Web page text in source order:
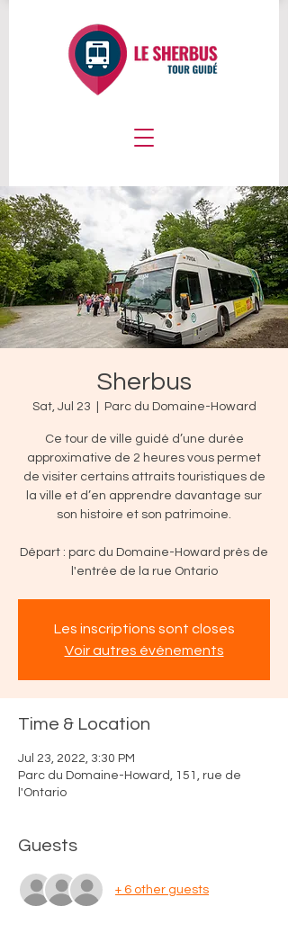
Sherbus
Sat, Jul 23 Parc du Domaine-Howard
Ce tour de ville guidé d’une durée
approximative de 2 heures vous permet
de visiter certains attraits touristiques de
la ville et d’en apprendre davantage sur
son histoire et son patrimoine.
Départ : parc du Domaine-Howard près de
l'entrée de la rue Ontario
Les inscriptions sont closes
Voir autres événements
Time & Location
Jul 23, 2022, 3:30 PM
Parc du Domaine-Howard, 151, rue de
l'Ontario
Guests
+ 6 other guests